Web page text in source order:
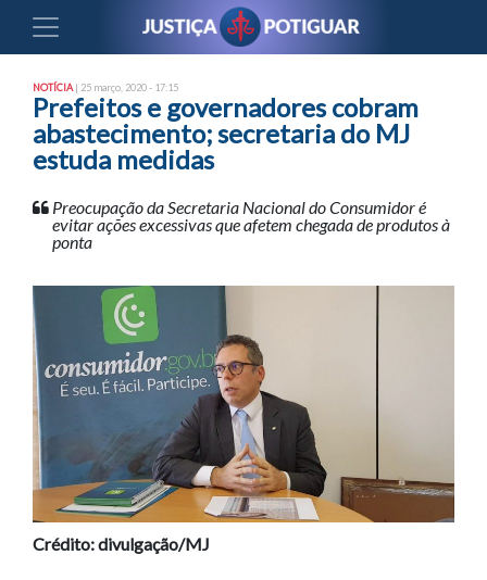
NOTÍCIA | 25 março, 2020 - 17:15
Prefeitos e governadores cobram
abastecimento; secretaria do MJ
estuda medidas
Preocupação da Secretaria Nacional do Consumidor é
evitar ações excessivas que afetem chegada de produtos à
ponta
Crédito: divulgação/MJ